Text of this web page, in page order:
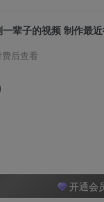
后查看
开通会